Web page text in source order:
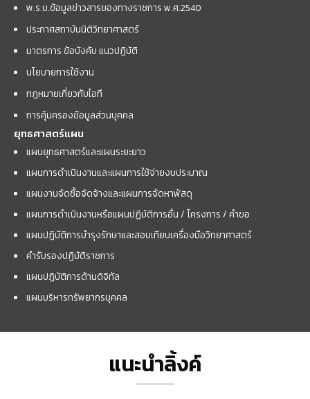
พ.ร.บ.ข้อมูลข่าวสารของทางราชการ พ.ศ.2540
ประกาศสถาบันนิติวิทยาศาสตร์
มาตรการ ข้อบังคับ แนวปฏิบัติ
นโยบายการใช้งาน
กฎหมายเกี่ยวกับไอที
การคุ้มครองข้อมูลส่วนบุคคล
ยุทธศาสตร์แผน
แผนยุทธศาสตร์และแผนระยะยาว
แผนการดำเนินงานและแผนการใช้จ่ายงบประมาณ
แผนงานจัดซื้อจัดจ้างและแผนการจัดหาพัสดุ
แผนการดำเนินงานหรือแผนปฏิบัติการอื่น / โครงการ / คำขอ
แผนปฏิบัติการบำรุงรักษาและสอบเทียบเครื่องมือวิทยาศาสตร์
คำรับรองปฏิบัติราชการ
แผนปฏิบัติการด้านดิจิทัล
แผนบริหารทรัพยากรบุคคล
แนะนำลิ้งค์